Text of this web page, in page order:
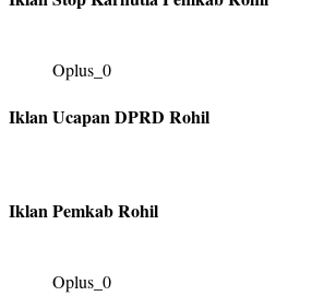
Oplus_0
Iklan Ucapan DPRD Rohil
Iklan Pemkab Rohil
Oplus_0